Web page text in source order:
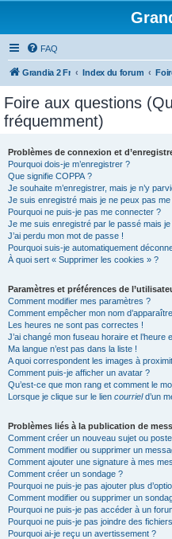
FAQ
Grandia 2 Fr Index du forum
Foire aux questions
fréquemment)
Problèmes de connexion et
Pourquoi dois-je m’enregistrer ?
Que signifie COPPA ?
Je souhaite m’enregistrer, mais je n’y
Je suis enregistré mais je ne peux pas
Pourquoi ne puis-je pas me connecter ?
Je me suis enregistré par le passé mais
J’ai perdu mon mot de passe !
Pourquoi suis-je automatiquement
À quoi sert « Supprimer les cookies » ?
Paramètres et préférences de
Comment modifier mes paramètres ?
Comment empêcher mon nom
Les heures ne sont pas correctes !
J’ai changé mon fuseau horaire et l’heure
Ma langue n’est pas dans la liste !
A quoi correspondent les images à
Comment puis-je afficher un avatar ?
Qu’est-ce que mon rang et comment le
Lorsque je clique sur le lien courrield’un
Problèmes liés à la publication de
Comment créer un nouveau sujet ou
Comment modifier ou supprimer un
Comment ajouter une signature à mes
Comment créer un sondage ?
Pourquoi ne puis-je pas ajouter plus
Comment modifier ou supprimer un
Pourquoi ne puis-je pas accéder à un
Pourquoi ne puis-je pas joindre des
Pourquoi ai-je reçu un avertissement ?